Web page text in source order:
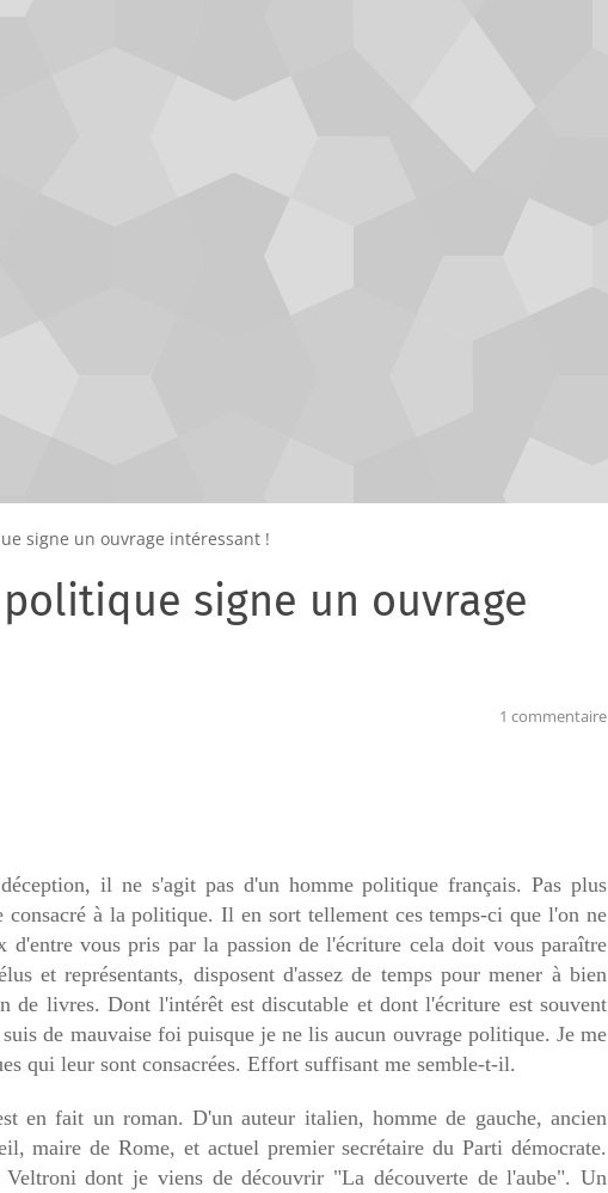
signe un ouvrage intéressant !
signe un ouvrage
1 commentaire
il ne s'agit pas d'un homme politique français. Pas plus
à la politique. Il en sort tellement ces temps-ci que l'on ne
d'entre vous pris par la passion de l'écriture cela doit vous paraître
et représentants, disposent d'assez de temps pour mener à bien
de livres. Dont l'intérêt est discutable et dont l'écriture est souvent
de mauvaise foi puisque je ne lis aucun ouvrage politique. Je me
qui leur sont consacrées. Effort suffisant me semble-t-il.
fait un roman. D'un auteur italien, homme de gauche, ancien
maire de Rome, et actuel premier secrétaire du Parti démocrate.
dont je viens de découvrir "La découverte de l'aube". Un